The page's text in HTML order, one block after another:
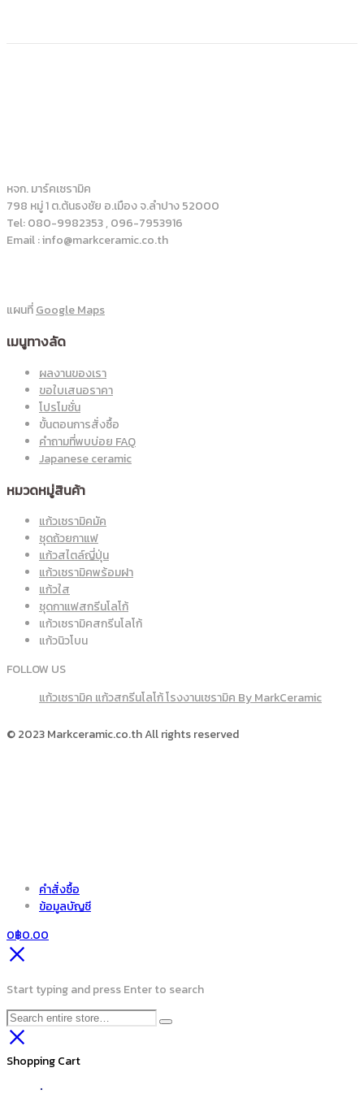
หจก. มาร์คเซรามิค
798 หมู่ 1 ต.ต้นธงชัย อ.เมือง จ.ลำปาง 52000
Tel: 080-9982353 , 096-7953916
Email : info@markceramic.co.th
แผนที่Google Maps
เมนูทางลัด
ผลงานของเรา
ขอใบเสนอราคา
โปรโมชั่น
ขั้นตอนการสั่งซื้อ
คำถามที่พบบ่อย FAQ
Japanese ceramic
หมวดหมู่สินค้า
แก้วเซรามิคมัค
ชุดถ้วยกาแฟ
แก้วสไตล์ญี่ปุ่น
แก้วเซรามิคพร้อมฝา
แก้วใส
ชุดกาแฟสกรีนโลโก้
แก้วเซรามิคสกรีนโลโก้
แก้วนิวโบน
FOLLOW US
แก้วเซรามิค แก้วสกรีนโลโก้ โรงงานเซรามิค By MarkCeramic
© 2023 Markceramic.co.th All rights reserved
คำสั่งซื้อ
ข้อมูลบัญชี
0฿0.00
Start typing and press Enter to search
Shopping Cart